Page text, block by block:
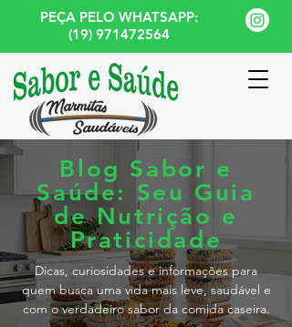
PEÇA PELO WHATSAPP:
(19) 971472564
Blog Sabor e
Saúde: Seu Guia
de Nutrição e
Praticidade
Dicas, curiosidades e informações para
quem busca uma vida mais leve, saudável e
com o verdadeiro sabor da comida caseira.